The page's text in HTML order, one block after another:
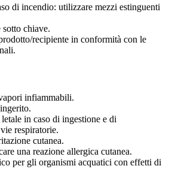
di incendio: utilizzare mezzi estinguenti
sotto chiave.
recipiente in conformità con le
infiammabili.
in caso di ingestione e di
respiratorie.
cutanea.
una reazione allergica cutanea.
per gli organismi acquatici con effetti di